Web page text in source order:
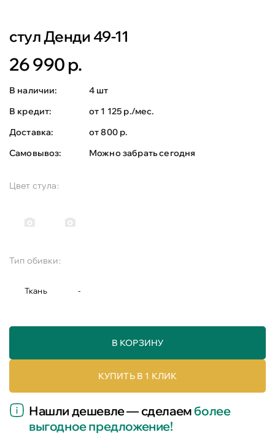
стул Денди 49-11
26 990 р.
В наличии:
4 шт
В кредит:
от 1 125 р./мес.
Доставка:
от 800 р.
Самовывоз:
Можно забрать сегодня
Цвет стула:
Тип обивки:
Ткань -
В КОРЗИНУ
КУПИТЬ В 1 КЛИК
Нашли дешевле — сделаемболее
выгодное предложение!